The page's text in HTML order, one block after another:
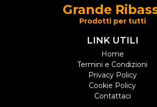
Grande
Prodotti per tutti
LINK UTILI
Home
Termini e Condizioni
Privacy Policy
Cookie Policy
Contattaci